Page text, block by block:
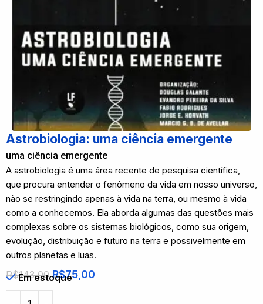
Astrobiologia: uma ciência emergente
uma ciência emergente
A astrobiologia é uma área recente de pesquisa científica,
que procura entender o fenômeno da vida em nosso universo,
não se restringindo apenas à vida na terra, ou mesmo à vida
como a conhecemos. Ela aborda algumas das questões mais
complexas sobre os sistemas biológicos, como sua origem,
evolução, distribuição e futuro na terra e possivelmente em
outros planetas e luas.
R$143,00 R$75,00
Em estoque